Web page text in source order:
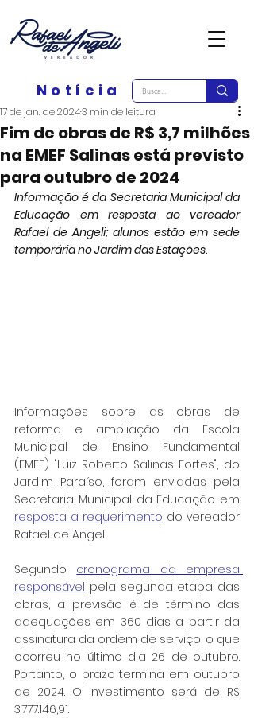
Notícia
Fim de obras de R$ 3,7 milhões
na EMEF Salinas está previsto
para outubro de 2024
17 de jan. de 20243 min de leitura
Informação é da Secretaria Municipal da
Educação em resposta ao vereador
Rafael de Angeli; alunos estão em sede
temporária no Jardim das Estações.
Informações sobre as obras de
reforma e ampliação da Escola
Municipal de Ensino Fundamental
(EMEF) "Luiz Roberto Salinas Fortes", do
Jardim Paraíso, foram enviadas pela
resposta a requerimento do vereador
Rafael de Angeli.
Segundo cronograma da empresa
responsável pela segunda etapa das
obras, a previsão é de término das
adequações em 360 dias a partir da
assinatura da ordem de serviço, o que
ocorreu no último dia 26 de outubro.
Portanto, o prazo termina em outubro
de 2024. O investimento será de R$
3.777.146,91.